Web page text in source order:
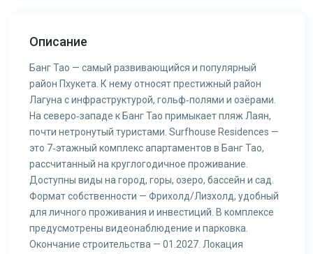
Описание
Банг Тао — самый развивающийся и популярный
район Пхукета. К нему относят престижный район
Лагуна с инфраструктурой, гольф‑полями и озёрами.
На северо‑западе к Банг Тао примыкает пляж Лаян,
почти нетронутый туристами. Surfhouse Residences —
это 7‑этажный комплекс апартаментов в Банг Тао,
рассчитанный на круглогодичное проживание.
Доступны виды на город, горы, озеро, бассейн и сад.
Формат собственности — Фрихолд/Лизхолд, удобный
для личного проживания и инвестиций. В комплексе
предусмотрены видеонаблюдение и парковка.
Окончание строительства — 01.2027. Локация